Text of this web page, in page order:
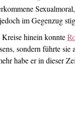
im Gegenzug
hinein konnte
sondern führte
habe er in dieser